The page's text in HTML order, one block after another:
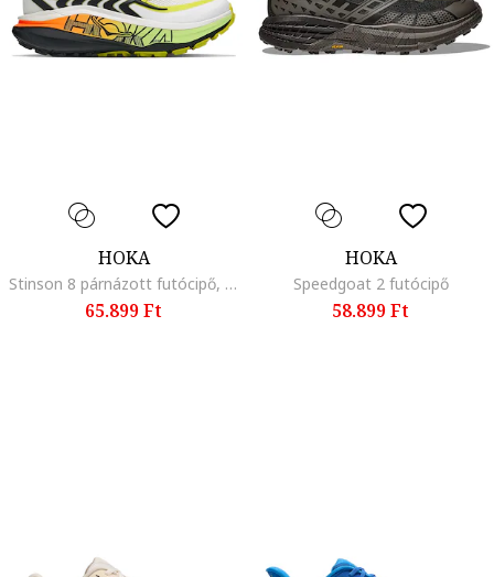
HOKA
Stinson 8 párnázott futócipő, Fehér/Limezöld
65.899 Ft
HOKA
Speedgoat 2 futócipő
58.899 Ft